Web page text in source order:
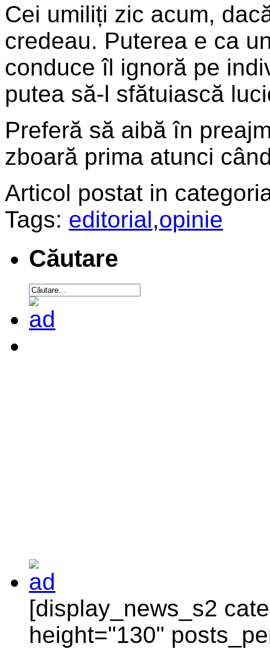
Cei umiliți zic acum,
credeau. Puterea e ca
conduce îl ignoră pe
putea să-l sfătuiască
Preferă să aibă în
zboară prima atunci
Articol postat in
Tags: editorial,opinie
Căutare
[display_news_s2
height="130"